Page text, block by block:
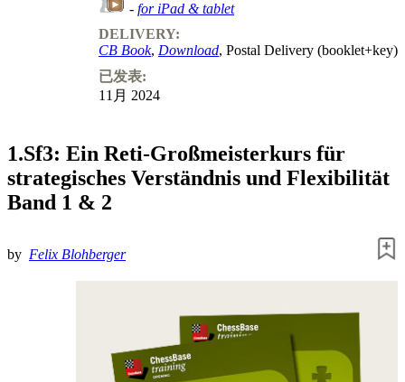
- for iPad & tablet
DELIVERY:
CB Book, Download, Postal Delivery (booklet+key)
已发表:
11月 2024
1.Sf3: Ein Reti-Großmeisterkurs für
strategisches Verständnis und Flexibilität
Band 1 & 2
by Felix Blohberger